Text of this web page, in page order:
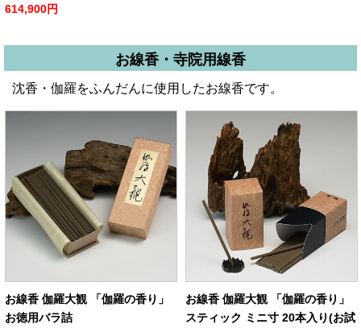
614,900円
お線香・寺院用線香
沈香・伽羅をふんだんに使用したお線香です。
お線香 伽羅大観 「伽羅の香り」
お徳用バラ詰
お線香 伽羅大観 「伽羅の香り」
スティック ミニ寸 20本入り(お試